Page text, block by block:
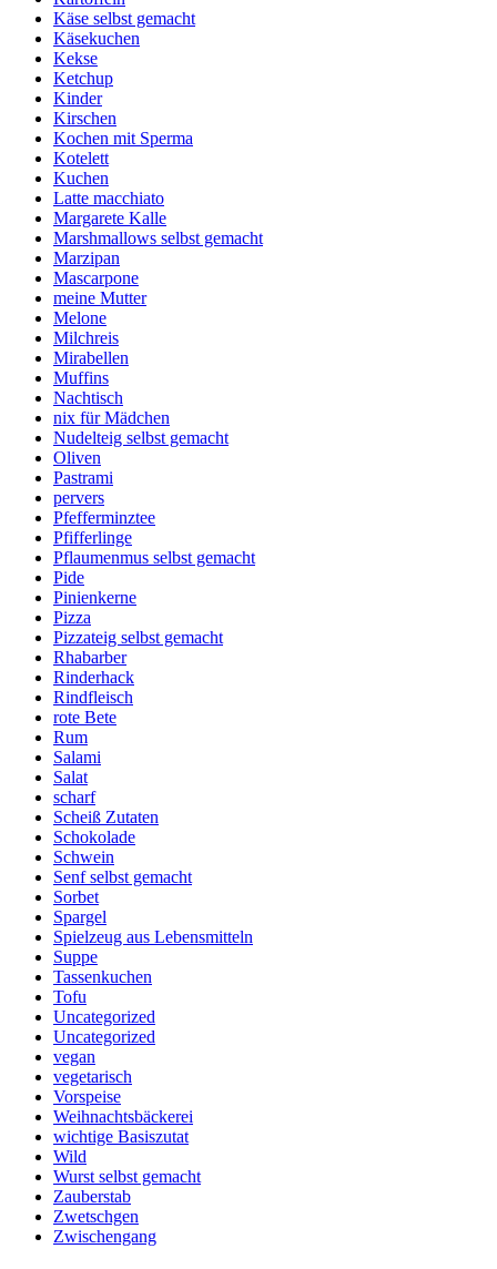
Käse selbst gemacht
Käsekuchen
Kekse
Ketchup
Kinder
Kirschen
Kochen mit Sperma
Kotelett
Kuchen
Latte macchiato
Margarete Kalle
Marshmallows selbst gemacht
Marzipan
Mascarpone
meine Mutter
Melone
Milchreis
Mirabellen
Muffins
Nachtisch
nix für Mädchen
Nudelteig selbst gemacht
Oliven
Pastrami
pervers
Pfefferminztee
Pfifferlinge
Pflaumenmus selbst gemacht
Pide
Pinienkerne
Pizza
Pizzateig selbst gemacht
Rhabarber
Rinderhack
Rindfleisch
rote Bete
Rum
Salami
Salat
scharf
Scheiß Zutaten
Schokolade
Schwein
Senf selbst gemacht
Sorbet
Spargel
Spielzeug aus Lebensmitteln
Suppe
Tassenkuchen
Tofu
Uncategorized
Uncategorized
vegan
vegetarisch
Vorspeise
Weihnachtsbäckerei
wichtige Basiszutat
Wild
Wurst selbst gemacht
Zauberstab
Zwetschgen
Zwischengang